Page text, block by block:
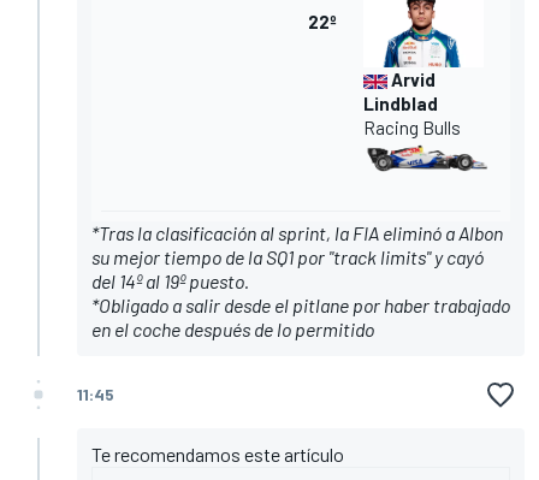
22º
Arvid
Lindblad
Racing Bulls
*Tras la clasificación al sprint, la FIA eliminó a Albon
su mejor tiempo de la SQ1 por "track limits" y cayó
del 14º al 19º puesto.
*Obligado a salir desde el pitlane por haber trabajado
en el coche después de lo permitido
11:45
Te recomendamos este artículo